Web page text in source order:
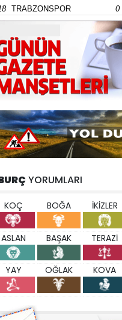
TRABZONSPOR 0
YORUMLARI
KOÇ BOĞA İKİZLER
ASLAN BAŞAK TERAZİ
YAY OĞLAK KOVA